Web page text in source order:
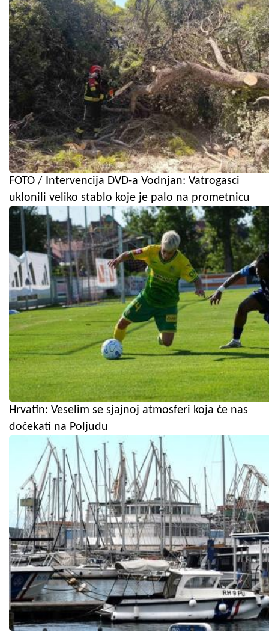
FOTO / Intervencija DVD-a Vodnjan: Vatrogasci
uklonili veliko stablo koje je palo na prometnicu
Hrvatin: Veselim se sjajnoj atmosferi koja će nas
dočekati na Poljudu